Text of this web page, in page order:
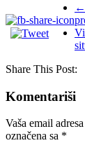
←
Share This Post:
Komentariši
Vaša email
označena sa *